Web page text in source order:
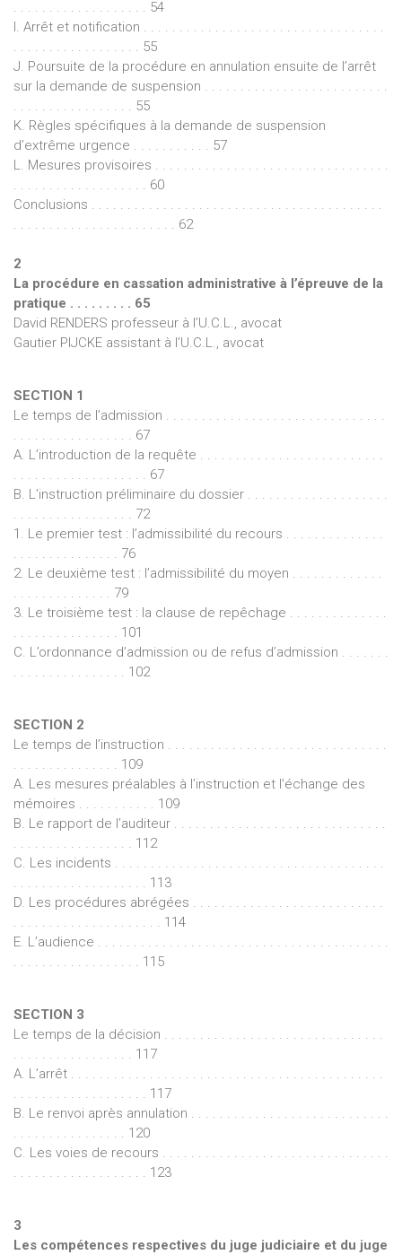
. . . . . . . . . . . . . . . . . . . 54
I. Arrêt et notification . . . . . . . . . . . . . . . . . . . . . . . . . . . . . . . . . .
. . . . . . . . . . . . . . . . . . 55
J. Poursuite de la procédure en annulation ensuite de l’arrêt
sur la demande de suspension . . . . . . . . . . . . . . . . . . . . . . . . . .
. . . . . . . . . . . . . . . . . 55
K. Règles spécifiques à la demande de suspension
d’extrême urgence . . . . . . . . . . . 57
L. Mesures provisoires . . . . . . . . . . . . . . . . . . . . . . . . . . . . . . . . .
. . . . . . . . . . . . . . . . . . . 60
Conclusions . . . . . . . . . . . . . . . . . . . . . . . . . . . . . . . . . . . . . . . . .
. . . . . . . . . . . . . . . . . . . . . . . 62
2
La procédure en cassation administrative à l’épreuve de la
pratique . . . . . . . . . 65
David RENDERS professeur à l’U.C.L., avocat
Gautier PIJCKE assistant à l’U.C.L., avocat
SECTION 1
Le temps de l’admission . . . . . . . . . . . . . . . . . . . . . . . . . . . . . . .
. . . . . . . . . . . . . . . . . 67
A. L’introduction de la requête . . . . . . . . . . . . . . . . . . . . . . . . . .
. . . . . . . . . . . . . . . . . . . 67
B. L’instruction préliminaire du dossier . . . . . . . . . . . . . . . . . . . .
. . . . . . . . . . . . . . . . . 72
1. Le premier test : l’admissibilité du recours . . . . . . . . . . . . . .
. . . . . . . . . . . . . . . 76
2. Le deuxième test : l’admissibilité du moyen . . . . . . . . . . . . .
. . . . . . . . . . . . . . 79
3. Le troisième test : la clause de repêchage . . . . . . . . . . . . . .
. . . . . . . . . . . . . . . 101
C. L’ordonnance d’admission ou de refus d’admission . . . . . . .
. . . . . . . . . . . . . . . . 102
SECTION 2
Le temps de l’instruction . . . . . . . . . . . . . . . . . . . . . . . . . . . . . . .
. . . . . . . . . . . . . . . 109
A. Les mesures préalables à l’instruction et l’échange des
mémoires . . . . . . . . . . . 109
B. Le rapport de l’auditeur . . . . . . . . . . . . . . . . . . . . . . . . . . . . . .
. . . . . . . . . . . . . . . . . 112
C. Les incidents . . . . . . . . . . . . . . . . . . . . . . . . . . . . . . . . . . . . . .
. . . . . . . . . . . . . . . . . . . 113
D. Les procédures abrégées . . . . . . . . . . . . . . . . . . . . . . . . . . .
. . . . . . . . . . . . . . . . . . . . . 114
E. L’audience . . . . . . . . . . . . . . . . . . . . . . . . . . . . . . . . . . . . . . . . .
. . . . . . . . . . . . . . . . . . 115
SECTION 3
Le temps de la décision . . . . . . . . . . . . . . . . . . . . . . . . . . . . . . .
. . . . . . . . . . . . . . . . . 117
A. L’arrêt . . . . . . . . . . . . . . . . . . . . . . . . . . . . . . . . . . . . . . . . . . . .
. . . . . . . . . . . . . . . . . . . 117
B. Le renvoi après annulation . . . . . . . . . . . . . . . . . . . . . . . . . . . .
. . . . . . . . . . . . . . . . 120
C. Les voies de recours . . . . . . . . . . . . . . . . . . . . . . . . . . . . . . . .
. . . . . . . . . . . . . . . . . . . 123
3
Les compétences respectives du juge judiciaire et du juge